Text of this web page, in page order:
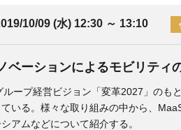
10/09 (水) 12:30 ～ 13:10
ベーションによるモビリティ
ループ経営ビジョン「変革2027」のも
いる。様々な取り組みの中から、
アムなどについて紹介する。